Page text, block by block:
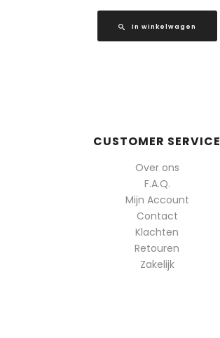
In winkelwagen
CUSTOMER SERVICE
Over ons
F.A.Q.
Mijn Account
Contact
Klachten
Retouren
Zakelijk